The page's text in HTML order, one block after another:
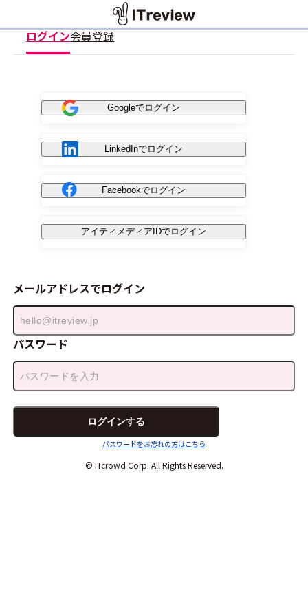
ログイン会員登録
Googleでログイン
LinkedInでログイン
Facebookでログイン
アイティメディアIDでログイン
メールアドレスでログイン
パスワード
パスワードをお忘れの方はこちら
© ITcrowd Corp. All Rights Reserved.